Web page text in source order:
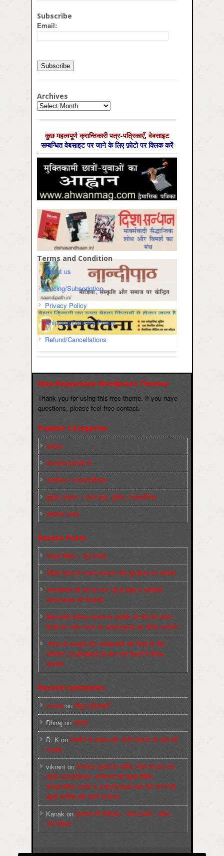
Subscribe
Email:
Archives
Archives
कुछ महत्‍वपूर्ण क्रान्तिकारी पत्र-पत्रिकाएँ, वेबसाइट
सम्‍बन्धित वेबसाइट पर जाने के लिए फ़ोटो पर क्लिक करें
Terms and Condition
About us
Pricing/Subscription
Privacy Policy
Shipping/Delivery Policy
Refund/Cancellations
Max Responsive Wordpress Themse
Thank you for using this free theme. If you have
questions, please feel free contact.
Popular Categories
Slider
कारख़ाना इलाक़ों से
फ़ासीवाद / साम्‍प्रदायिकता
बुर्जुआ जनवाद – दमन तंत्र, पुलिस, न्‍यायपालिका
संघर्षरत जनता
Recent Posts
मज़दूर बिगुल – जून 2026
पश्चिम बंगाल में भाजपा सरकार और बुलडोज़र का आतंक!
अमानवीयता की हदें पार कर रही है क्यूबा में अमेरिकी
साम्राज्यवाद की घेराबन्दी
शिक्षा मंत्री धर्मेन्द्र प्रधान के इस्तीफ़े की माँग को लेकर
दिल्ली के जन्तर-मन्तर पर छात्रों-युवाओं का विरोध प्रदर्शन
‘नोएडा के मज़दूरों और कार्यकर्ताओं की रिहाई के लिए
अभियान’ (CaRWAN) के बैनर तले दिल्ली में विरोध
प्रदर्शन
Recent Comments
sneha on बिगुल पुस्तिकाएँ
Dhiraj on सम्पर्क
D. K on कश्मीर के हालात और मोदी सरकार के दावों की
सच्चाई
vikrant onकर्नाटक चुनावों के नतीजे, मोदी सरकार की
बढ़ती अलोकप्रियता, फ़ासिस्टों की बढ़ती बेचैनी,
साम्प्रदायिक उन्माद व अन्धराष्ट्रवादी लहर पैदा करने की
बढ़ती साज़िशें और हमारे कार्यभार
Kanak onपुस्‍तकों की पीडीएफ : कार्ल मार्क्‍स : जीवन
और शिक्षाएं